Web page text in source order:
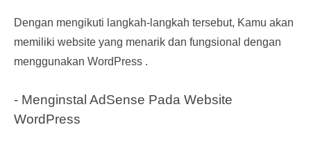
Dengan mengikuti langkah-langkah tersebut, Kamu akan
memiliki website yang menarik dan fungsional dengan
menggunakan WordPress .
- Menginstal AdSense Pada Website
WordPress